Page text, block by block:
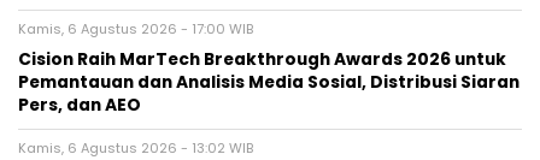
Kamis, 6 Agustus 2026 - 17:00 WIB
Cision Raih MarTech Breakthrough Awards 2026 untuk
Pemantauan dan Analisis Media Sosial, Distribusi Siaran
Pers, dan AEO
Kamis, 6 Agustus 2026 - 13:02 WIB